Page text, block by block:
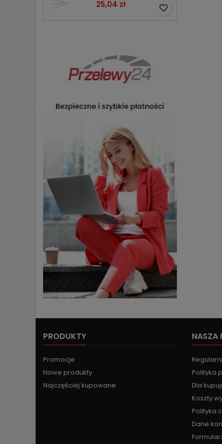
Cena
25,04 zł favorite_border
PRODUKTY
Promocje
Nowe produkty
Najczęściej kupowane
NASZA
Polityka
Dla
Koszty
Polityka
Dane